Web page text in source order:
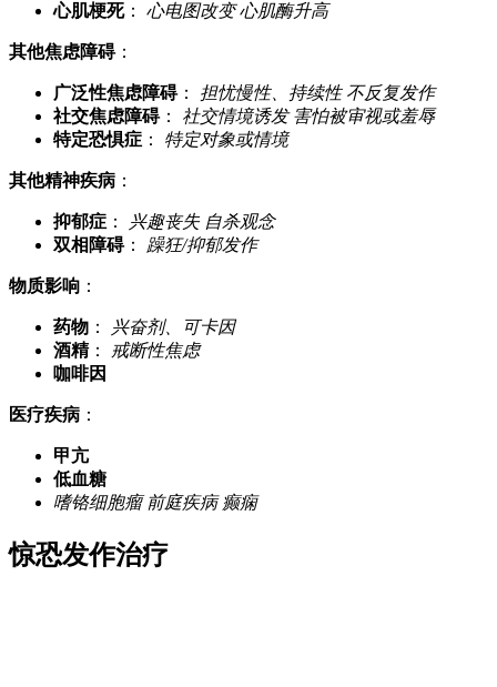
心肌梗死： 心电图改变 心肌酶升高
其他焦虑障碍：
广泛性焦虑障碍： 担忧慢性、持续性 不反复发作
社交焦虑障碍： 社交情境诱发 害怕被审视或羞辱
特定恐惧症 ： 特定对象或情境
其他精神疾病 ：
抑郁症 ： 兴趣丧失 自杀观念
双相障碍： 躁狂/抑郁发作
物质影响 ：
药物 ：
兴奋剂、可卡因
酒精：
戒断性焦虑
咖啡因
医疗疾病 ：
甲亢
低血糖
嗜铬细胞瘤 前庭疾病 癫痫
惊恐发作治疗